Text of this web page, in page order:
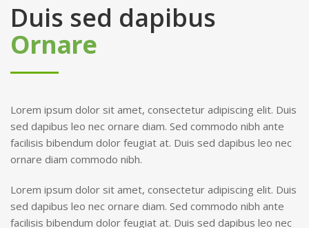
Duis sed dapibus
Ornare
Lorem ipsum dolor sit amet, consectetur adipiscing elit. Duis
sed dapibus leo nec ornare diam. Sed commodo nibh ante
facilisis bibendum dolor feugiat at. Duis sed dapibus leo nec
ornare diam commodo nibh.
Lorem ipsum dolor sit amet, consectetur adipiscing elit. Duis
sed dapibus leo nec ornare diam. Sed commodo nibh ante
facilisis bibendum dolor feugiat at. Duis sed dapibus leo nec